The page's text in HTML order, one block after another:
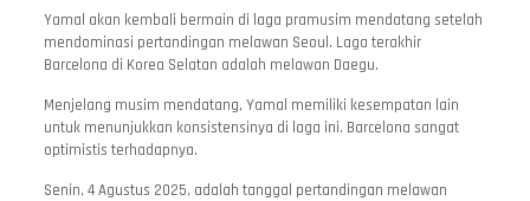
Yamal akan kembali bermain di laga pramusim mendatang setelah
mendominasi pertandingan melawan Seoul. Laga terakhir
Barcelona di Korea Selatan adalah melawan Daegu.
Menjelang musim mendatang, Yamal memiliki kesempatan lain
untuk menunjukkan konsistensinya di laga ini. Barcelona sangat
optimistis terhadapnya.
Senin, 4 Agustus 2025, adalah tanggal pertandingan melawan